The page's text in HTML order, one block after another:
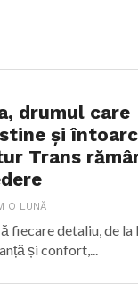
drumul care
și
Trans
O LUNĂ
fiecare detaliu, de la
și confort,...